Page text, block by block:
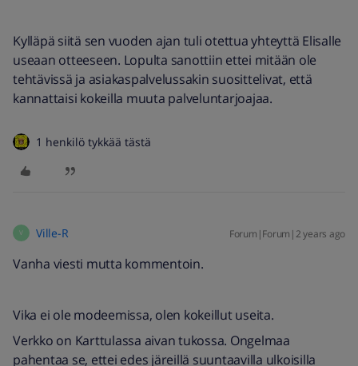
Kylläpä siitä sen vuoden ajan tuli otettua yhteyttä Elisalle
useaan otteeseen. Lopulta sanottiin ettei mitään ole
tehtävissä ja asiakaspalvelussakin suosittelivat, että
kannattaisi kokeilla muuta palveluntarjoajaa.
1 henkilö tykkää tästä
V Ville-R Forum|Forum|2 years ago
Vanha viesti mutta kommentoin.
Vika ei ole modeemissa, olen kokeillut useita.
Verkko on Karttulassa aivan tukossa. Ongelmaa
pahentaa se, ettei edes järeillä suuntaavilla ulkoisilla